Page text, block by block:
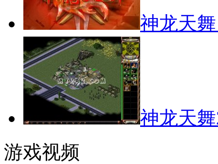
神龙天
神龙天
游戏视频